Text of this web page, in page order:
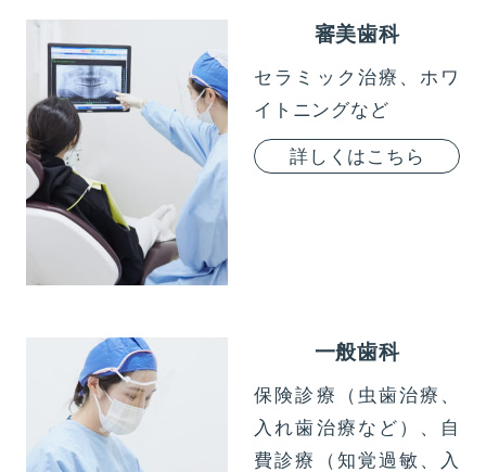
審美歯科
セラミック治療、ホワ
イトニングなど
詳しくはこちら
一般歯科
保険診療（虫歯治療、
入れ歯治療など）、自
費診療（知覚過敏、入